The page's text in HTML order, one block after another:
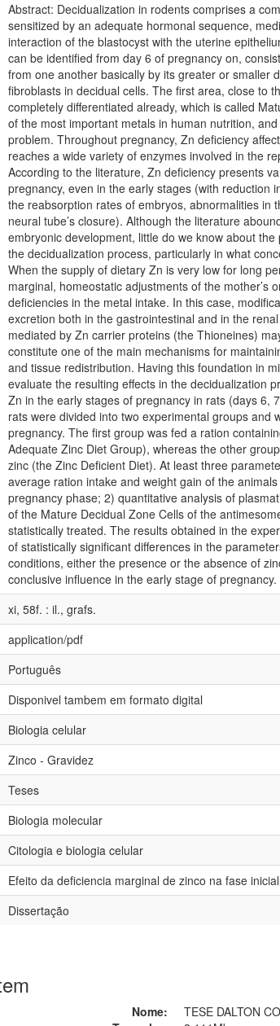
Abstract: Decidualization in rodents comprises a
sensitized by an adequate hormonal sequence,
interaction of the blastocyst with the uterine
can be identified from day 6 of pregnancy on,
from one another basically by its greater or smaller
fibroblasts in decidual cells. The first area, close to
completely differentiated already, which is called
of the most important metals in human nutrition,
problem. Throughout pregnancy, Zn deficiency
reaches a wide variety of enzymes involved in the
According to the literature, Zn deficiency presents
pregnancy, even in the early stages (with reduction
the reabsorption rates of embryos, abnormalities in
neural tube’s closure). Although the literature
embryonic development, little do we know about
the decidualization process, particularly in what
When the supply of dietary Zn is very low for long
marginal, homeostatic adjustments of the mother’s
deficiencies in the metal intake. In this case,
excretion both in the gastrointestinal and in the
mediated by Zn carrier proteins (the Thioneines)
constitute one of the main mechanisms for
and tissue redistribution. Having this foundation in
evaluate the resulting effects in the decidualization
Zn in the early stages of pregnancy in rats (days 6,
rats were divided into two experimental groups and
pregnancy. The first group was fed a ration
Adequate Zinc Diet Group), whereas the other
zinc (the Zinc Deficient Diet). At least three
average ration intake and weight gain of the
pregnancy phase; 2) quantitative analysis of
of the Mature Decidual Zone Cells of the
statistically treated. The results obtained in the
of statistically significant differences in the
conditions, either the presence or the absence of
conclusive influence in the early stage of pregnancy.
xi, 58f. : il., grafs.
application/pdf
Português
Disponivel tambem em formato digital
Biologia celular
Zinco - Gravidez
Teses
Biologia molecular
Citologia e biologia celular
Efeito da deficiencia marginal de zinco na fase
Dissertação
Nome:
TESE DALTON